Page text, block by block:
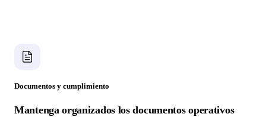
Documentos y cumplimiento
Mantenga organizados los documentos operativos